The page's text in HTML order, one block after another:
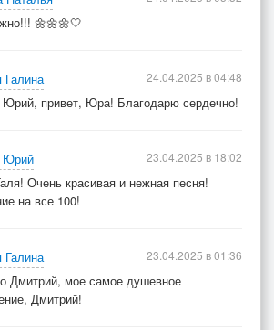
🌼🌼🌼🤍
Галина
Юрий, привет, Юра! Благодарю сердечно!
24.04.2025 в 04:48
Юрий
Очень красивая и нежная песня!
на все 100!
23.04.2025 в 18:02
Галина
Дмитрий, мое самое душевное
Дмитрий!
23.04.2025 в 01:36